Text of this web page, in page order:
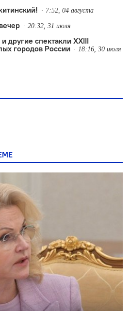
7:52, 04 августа
20:32, 31 июля
другие спектакли XXIII
городов России
18:16, 30 июля